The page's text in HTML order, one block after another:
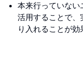
本来行っていな
活用することで、
り入れることが効